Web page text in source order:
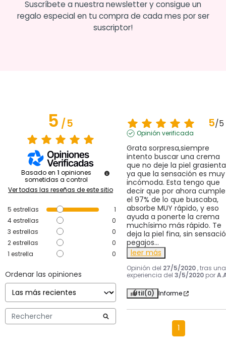
Suscríbete a nuestra newsletter y consigue un
regalo especial en tu compra de cada mes por ser
suscriptor!
5/5
Basado en 1 opiniones
sometidas a control
Ver todas las reseñas de este sitio
5 estrellas
1
4estrellas
0
3 estrellas
0
2estrellas
0
1 estrella 0
Ordenar las opiniones
5/5
Opinión verificada
Grata sorpresa,siempre
intento buscar una crema
que no deje la piel
ya que la sensación es muy
incómoda. Esta tengo que
decir que por ahora cumple
el 97% de lo que buscaba,
absorbe MUY rápido, y eso
ayuda a ponerte la crema
muchísimo más rápido. Te
deja la piel fina, sin
pegajos...
leer más
Opinión del 27/5/2020 , tras una
experiencia del 3/5/2020 por
Útil(0) Informe
1